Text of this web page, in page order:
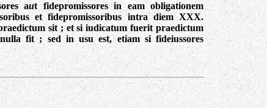
aut fidepromissores in eam obligationem
et fidepromissoribus intra diem XXX.
sit ; et si iudicatum fuerit praedictum
fit ; sed in usu est, etiam si fideiussores